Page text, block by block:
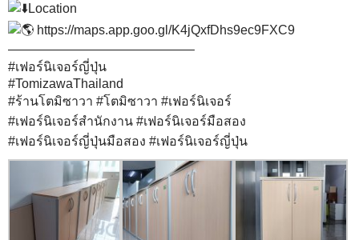
Location
https://maps.app.goo.gl/K4jQxfDhs9ec9FXC9
——————————————–
#เฟอร์นิเจอร์ญี่ปุ่น
#TomizawaThailand
#ร้านโตมิซาวา #โตมิซาวา #เฟอร์นิเจอร์
#เฟอร์นิเจอร์สำนักงาน #เฟอร์นิเจอร์มือสอง
#เฟอร์นิเจอร์ญี่ปุ่นมือสอง #เฟอร์นิเจอร์ญี่ปุ่น